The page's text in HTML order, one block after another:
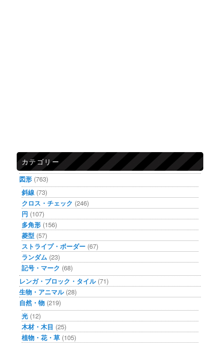
カテゴリー
図形 (763)
斜線 (73)
クロス・チェック (246)
円 (107)
多角形 (156)
菱型 (57)
ストライプ・ボーダー (67)
ランダム (23)
記号・マーク (68)
レンガ・ブロック・タイル(71)
生物・アニマル(28)
自然・物 (219)
光 (12)
木材・木目 (25)
植物・花・草 (105)